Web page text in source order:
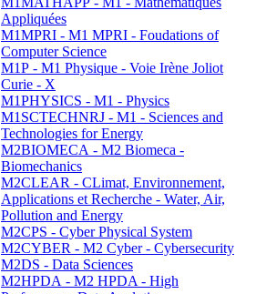
Appliquées
M1MPRI - M1 MPRI - Foudations of
Computer Science
M1P - M1 Physique - Voie Irène Joliot
Curie - X
M1PHYSICS - M1 - Physics
M1SCTECHNRJ - M1 - Sciences and
Technologies for Energy
M2BIOMECA - M2 Biomeca -
Biomechanics
M2CLEAR - CLimat, Environnement,
Applications et Recherche - Water, Air,
Pollution and Energy
M2CPS - Cyber Physical System
M2CYBER - M2 Cyber - Cybersecurity
M2DS - Data Sciences
M2HPDA - M2 HPDA - High